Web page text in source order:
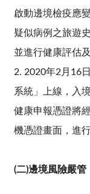
啟動邊境檢疫應
疑似病例之旅遊
並進行健康評估
2. 2020年2月16
系統」上線，入
健康申報憑證將
機憑證畫面，進
(二)邊境風險嚴管